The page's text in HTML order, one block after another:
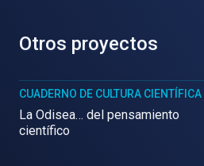
Otros proyectos
CUADERNO DE CULTURA CIENTÍFICA
La Odisea… del pensamiento
científico